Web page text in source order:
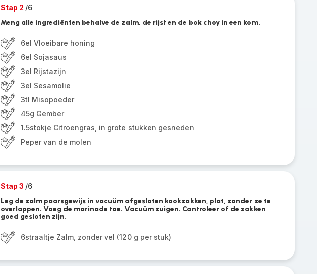
Stap 2 /6
Meng alle ingrediënten behalve de zalm, de rijst en de bok choy in een kom.
6el Vloeibare honing
6el Sojasaus
3el Rijstazijn
3el Sesamolie
3tl Misopoeder
45g Gember
1.5stokje Citroengras, in grote stukken gesneden
Peper van de molen
Stap 3 /6
Leg de zalm paarsgewijs in vacuüm afgesloten kookzakken, plat, zonder ze te
overlappen. Voeg de marinade toe. Vacuüm zuigen. Controleer of de zakken
goed gesloten zijn.
6straaltje Zalm, zonder vel (120 g per stuk)